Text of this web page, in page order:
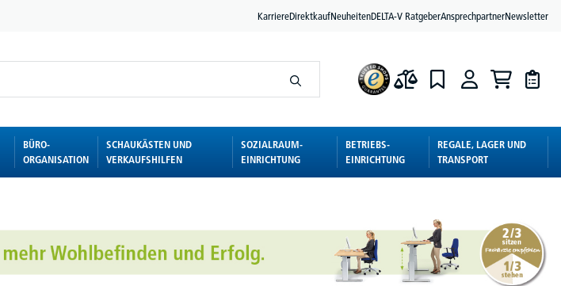
KarriereDirektkaufNeuheitenDELTA-V RatgeberAnsprechpartnerNewsletter
BÜRO-
ORGANISATION
SCHAUKÄSTEN UND
VERKAUFSHILFEN
SOZIALRAUM-
EINRICHTUNG
BETRIEBS-
EINRICHTUNG
REGALE, LAGER UND
TRANSPORT